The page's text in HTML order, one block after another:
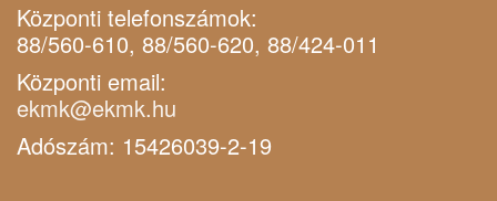
Központi telefonszámok:
88/560-610, 88/560-620, 88/424-011
Központi email:
ekmk@ekmk.hu
Adószám: 15426039-2-19